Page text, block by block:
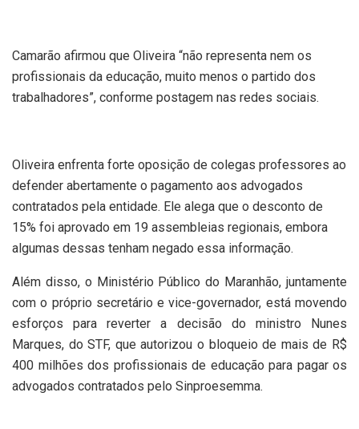
Camarão afirmou que Oliveira “não representa nem os
profissionais da educação, muito menos o partido dos
trabalhadores”, conforme postagem nas redes sociais.
Oliveira enfrenta forte oposição de colegas professores ao
defender abertamente o pagamento aos advogados
contratados pela entidade. Ele alega que o desconto de
15% foi aprovado em 19 assembleias regionais, embora
algumas dessas tenham negado essa informação.
Além disso, o Ministério Público do Maranhão, juntamente
com o próprio secretário e vice-governador, está movendo
esforços para reverter a decisão do ministro Nunes
Marques, do STF, que autorizou o bloqueio de mais de R$
400 milhões dos profissionais de educação para pagar os
advogados contratados pelo Sinproesemma.